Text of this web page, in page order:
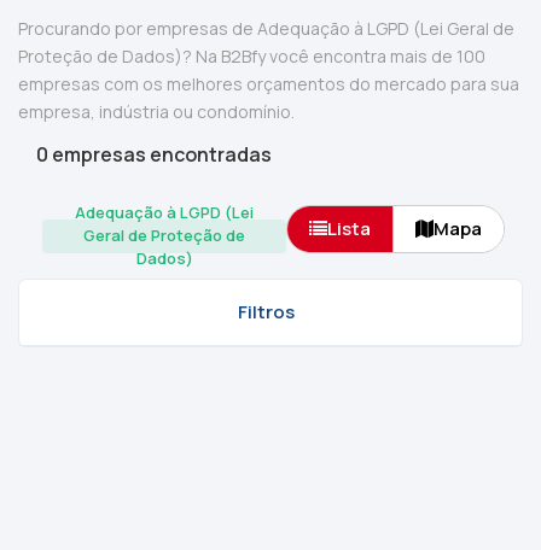
Procurando por empresas de Adequação à LGPD (Lei Geral de
Proteção de Dados)? Na B2Bfy você encontra mais de 100
empresas com os melhores orçamentos do mercado para sua
empresa, indústria ou condomínio.
0 empresas encontradas
Adequação à LGPD (Lei
Geral de Proteção de
Dados)
Lista Mapa
Filtros